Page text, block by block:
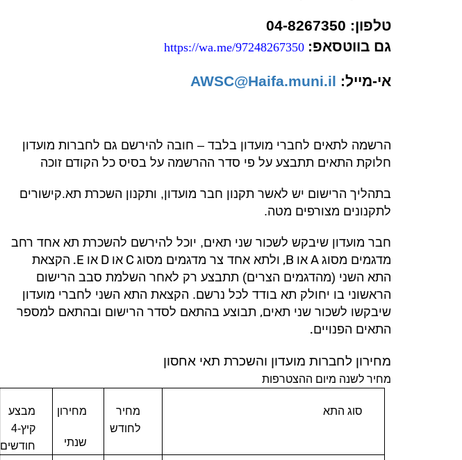
טלפון: 04-8267350
גם בווטסאפ: https://wa.me/97248267350
אי-מייל: AWSC@Haifa.muni.il
הרשמה לתאים לחברי מועדון בלבד – חובה להירשם גם לחברות מועדון
חלוקת התאים תתבצע על פי סדר ההרשמה על בסיס כל הקודם זוכה
בתהליך הרישום יש לאשר תקנון חבר מועדון, ותקנון השכרת תא.קישורים
לתקנונים מצורפים מטה.
חבר מועדון שיבקש לשכור שני תאים, יוכל להירשם להשכרת תא אחד רחב
מדגמים מסוג
או ולתא אחד צר מדגמים מסוג או או
הקצאת
התא השני (מהדגמים הצרים) תתבצע רק לאחר השלמת סבב הרישום
הראשוני בו יחולק תא בודד לכל נרשם. הקצאת התא השני לחברי מועדון
שיבקשו לשכור שני תאים, תבוצע בהתאם לסדר הרישום ובהתאם למספר
התאים הפנויים.
מחירון לחברות מועדון והשכרת תאי אחסון
מחיר לשנה מיום ההצטרפות
סוג התא
מחיר
לחודש
מחירון
שנתי
מבצע
קיץ-4
חודשים